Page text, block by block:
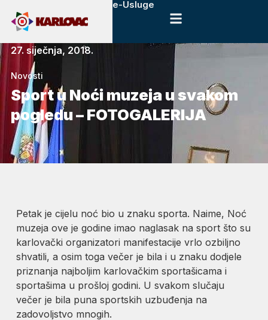
e-Usluge
27. siječnja, 2018.
Novosti
Sport u Noći muzeja u svakom
pogledu – FOTOGALERIJA
Petak je cijelu noć bio u znaku sporta. Naime, Noć
muzeja ove je godine imao naglasak na sport što su
karlovački organizatori manifestacije vrlo ozbiljno
shvatili, a osim toga večer je bila i u znaku dodjele
priznanja najboljim karlovačkim sportašicama i
sportašima u prošloj godini. U svakom slučaju
večer je bila puna sportskih uzbuđenja na
zadovoljstvo mnogih.